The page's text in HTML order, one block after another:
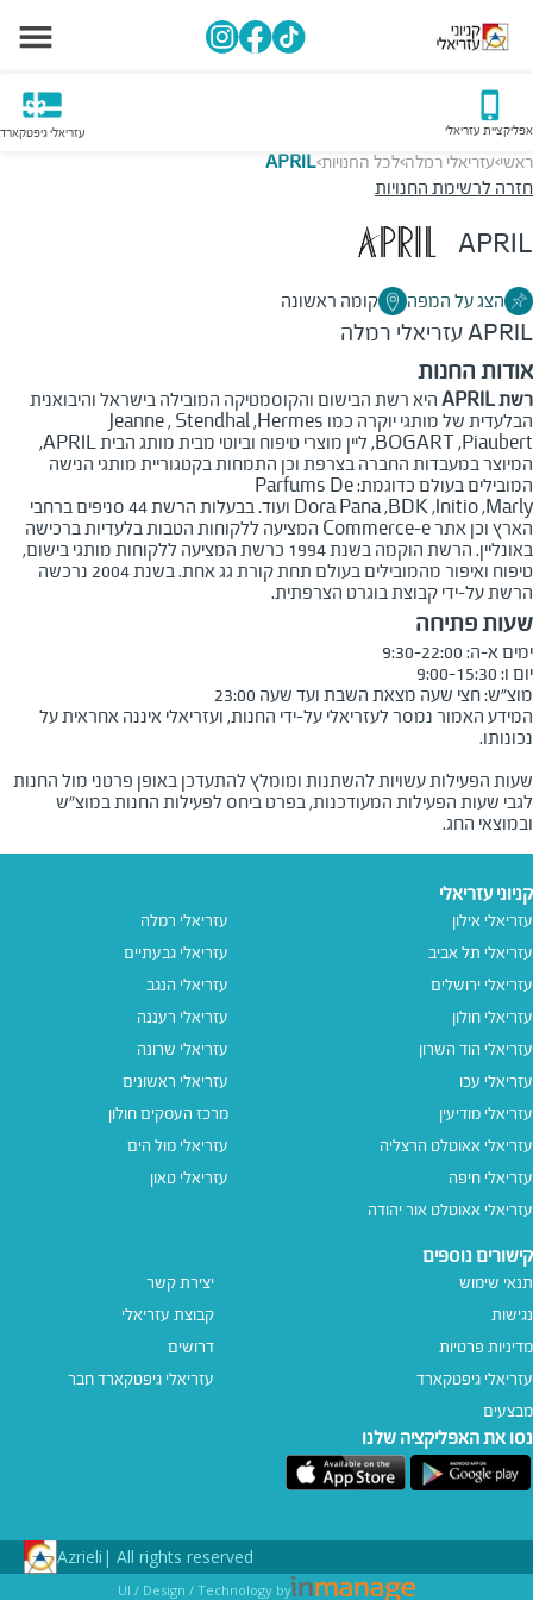
אפליקציית עזריאלי עזריאלי גיפטקארד
ראשי>עזריאלי רמלה>לכל החנויות>
APRIL
חזרה לרשימת החנויות
APRIL
הצג על המפה קומה ראשונה
APRILעזריאלי רמלה
אודות החנות
רשתAPRIL היא רשת הבישום והקוסמטיקה המובילה בישראל והיבואנית
הבלעדית של מותגי יוקרה כמו Hermes
,
Stendhal
,
Jeanne
Piaubert
,
BOGART, ליין מוצרי טיפוח וביוטי מבית מותג הביתAPRIL
,
המיוצר במעבדות החברה בצרפת וכן התמחות בקטגוריית מותגי הנישה
המובילים בעולם כדוגמת:Parfums De
Marly
,
Initio
,
BDK
,
Pana
Dora
ועוד. בבעלות הרשת 44 סניפים ברחבי
הארץ וכן אתרe
-
Commerce המציעה ללקוחות הטבות בלעדיות ברכישה
באונליין. הרשת הוקמה בשנת 1994 כרשת המציעה ללקוחות מותגי בישום,
טיפוח ואיפור מהמובילים בעולם תחת קורת גג אחת. בשנת 2004 נרכשה
הרשת על-ידי קבוצת בוגרט הצרפתית.
שעות פתיחה
מוצ״ש: חצי שעה מצאת השבת ועד שעה 23:00
המידע האמור נמסר לעזריאלי על-ידי החנות, ועזריאלי איננה אחראית על
שעות הפעילות עשויות להשתנות ומומלץ להתעדכן באופן פרטני מול החנות
לגבי שעות הפעילות המעודכנות, בפרט ביחס לפעילות החנות במוצ"ש
ובמוצאי החג.
קניוני עזריאלי
עזריאלי אילון
עזריאלי תל אביב
עזריאלי ירושלים
עזריאלי חולון
עזריאלי הוד השרון
עזריאלי עכו
עזריאלי מודיעין
עזריאלי אאוטלט הרצליה
עזריאלי חיפה
עזריאלי אאוטלט אור יהודה
עזריאלי רמלה
עזריאלי גבעתיים
עזריאלי הנגב
עזריאלי רעננה
עזריאלי שרונה
עזריאלי ראשונים
מרכז העסקים חולון
עזריאלי מול הים
עזריאלי טאון
קישורים נוספים
תנאי שימוש
נגישות
מדיניות פרטיות
עזריאלי גיפטקארד
מבצעים
יצירת קשר
קבוצת עזריאלי
דרושים
עזריאלי גיפטקארד חבר‎
נסו את האפליקציה שלנו
All rights reserved |
Azrieli
UI / Design / Technology by